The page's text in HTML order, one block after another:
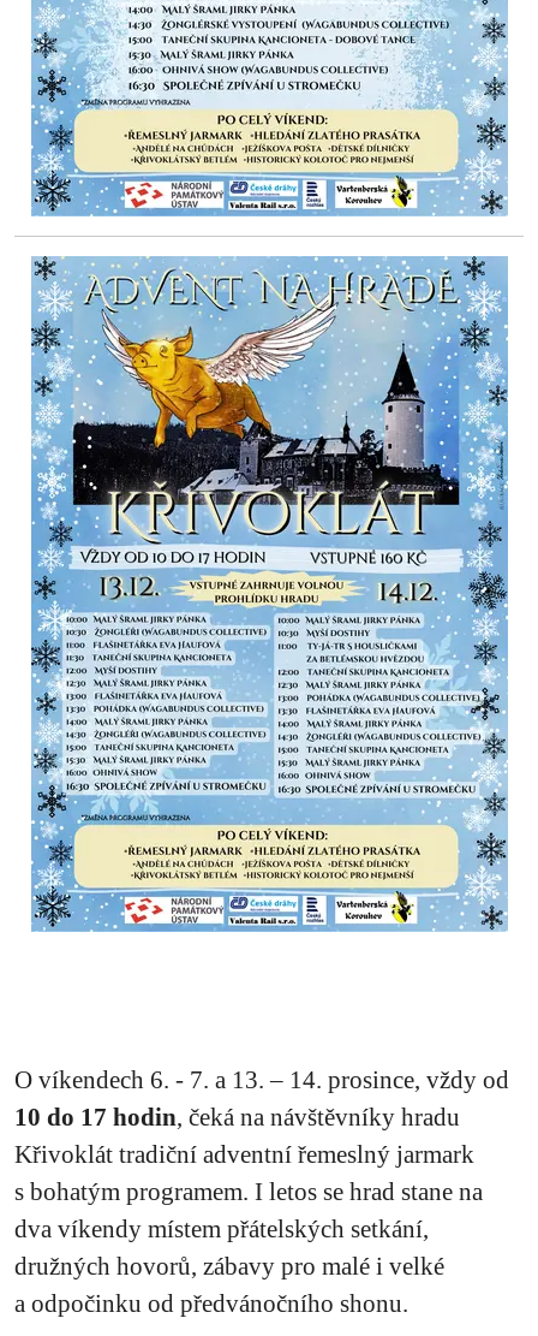
O víkendech 6. - 7. a 13. – 14. prosince, vždy od
10 do 17 hodin, čeká na návštěvníky hradu
Křivoklát tradiční adventní řemeslný jarmark
s bohatým programem. I letos se hrad stane na
dva víkendy místem přátelských setkání,
družných hovorů, zábavy pro malé i velké
a odpočinku od předvánočního shonu.